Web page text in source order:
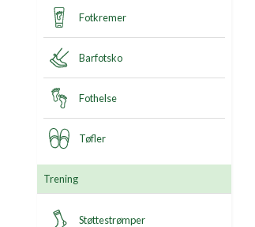
Fotkremer
Barfotsko
Fothelse
Tøfler
Trening
Støttestrømper